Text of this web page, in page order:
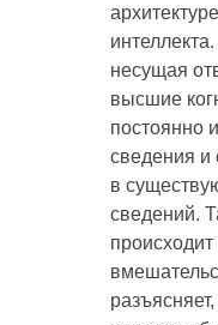
несущая
высшие
постоянно
сведения и
в
сведений.